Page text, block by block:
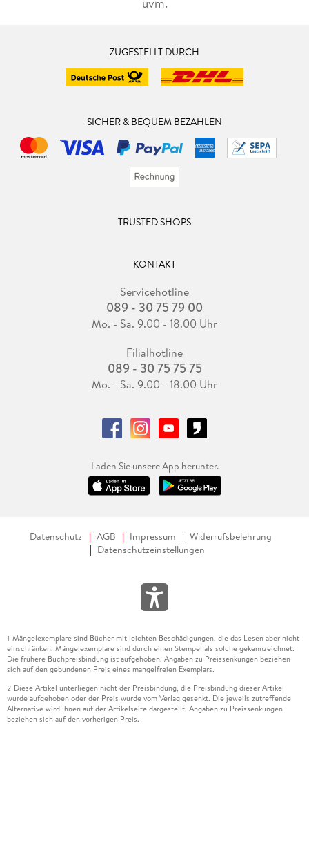
ZUGESTELLT DURCH
SICHER & BEQUEM BEZAHLEN
TRUSTED SHOPS
KONTAKT
Servicehotline
089 - 30 75 79 00
Mo. - Sa. 9.00 - 18.00 Uhr
Filialhotline
089 - 30 75 75 75
Mo. - Sa. 9.00 - 18.00 Uhr
Laden Sie unsere App herunter.
Datenschutz AGB Impressum
Widerrufsbelehrung
Datenschutzeinstellungen
1 Mängelexemplare sind Bücher mit leichten Beschädigungen, die das Lesen aber nicht
einschränken. Mängelexemplare sind durch einen Stempel als solche gekennzeichnet.
Die frühere Buchpreisbindung ist aufgehoben. Angaben zu Preissenkungen beziehen
sich auf den gebundenen Preis eines mangelfreien Exemplars.
2 Diese Artikel unterliegen nicht der Preisbindung, die Preisbindung dieser Artikel
wurde aufgehoben oder der Preis wurde vom Verlag gesenkt. Die jeweils zutreffende
Alternative wird Ihnen auf der Artikelseite dargestellt. Angaben zu Preissenkungen
beziehen sich auf den vorherigen Preis.